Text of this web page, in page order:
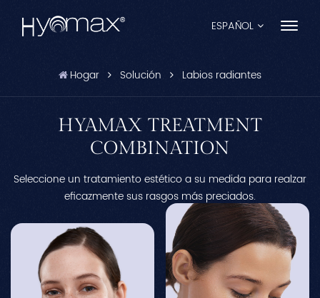
ESPAÑOL
Français
Español
Pусский
Português
العربية
日本語
Hogar Solución Labios radiantes
HYAMAX TREATMENT
COMBINATION
Seleccione un tratamiento estético a su medida para realzar
eficazmente sus rasgos más preciados.